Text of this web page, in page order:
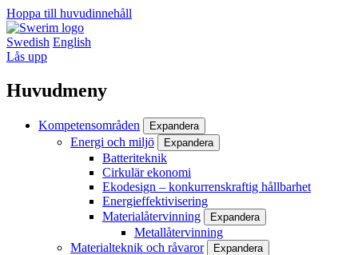
Hoppa till huvudinnehåll
Swedish English
Lås upp
Huvudmeny
Kompetensområden Expandera
Energi och miljö Expandera
Batteriteknik
Cirkulär ekonomi
Ekodesign – konkurrenskraftig hållbarhet
Energieffektivisering
Materialåtervinning
Expandera
Metallåtervinning
Materialteknik och råvaror
Expandera